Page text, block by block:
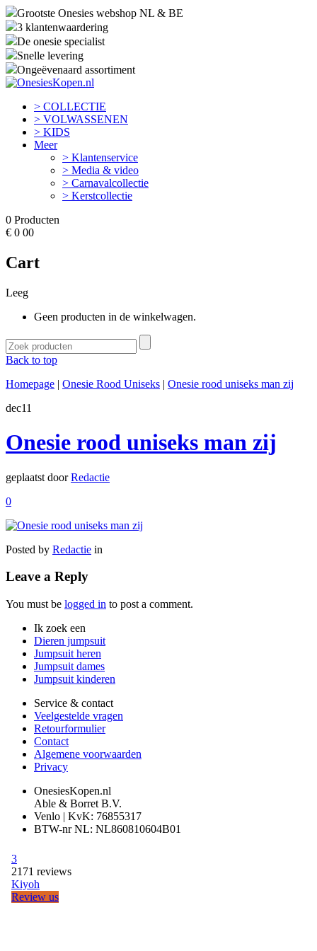
Grootste Onesies webshop NL & BE
3 klantenwaardering
De onesie specialist
Snelle levering
Ongeëvenaard assortiment
> COLLECTIE
> VOLWASSENEN
> KIDS
Meer
> Klantenservice
> Media & video
> Carnavalcollectie
> Kerstcollectie
0 Producten
€ 0 00
Cart
Leeg
Geen producten in de winkelwagen.
Back to top
Homepage | Onesie Rood Uniseks | Onesie rood uniseks man zij
dec11
Onesie rood uniseks man zij
geplaatst doorRedactie
0
Posted by Redactie in
Leave a Reply
You must be logged in to post a comment.
Ik zoek een
Dieren jumpsuit
Jumpsuit heren
Jumpsuit dames
Jumpsuit kinderen
Service & contact
Veelgestelde vragen
Retourformulier
Contact
Algemene voorwaarden
Privacy
OnesiesKopen.nl
Able & Borret B.V.
Venlo | KvK: 76855317
BTW-nr NL: NL860810604B01